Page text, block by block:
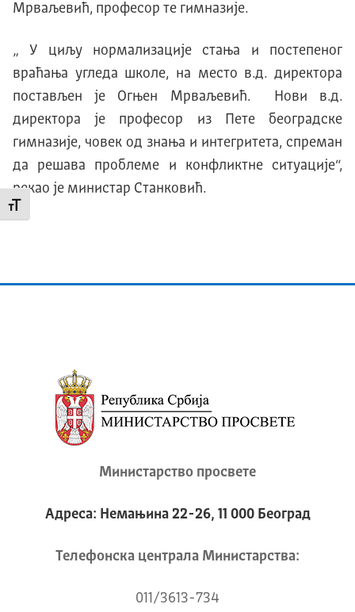
Промени величину слова
Мрваљевић, професор те гимназије.
„ У циљу нормализације стања и постепеног
враћања угледа школе, на место в.д. директора
постављен је Огњен Мрваљевић. Нови в.д.
директора је професор из Пете београдске
гимназије, човек од знања и интегритета, спреман
да решава проблеме и конфликтне ситуације“,
рекао је министар Станковић.
Министарство просвете
Адреса: Немањина 22-26, 11 000 Београд
Телeфонска централа Mинистарства:
011/3613-734